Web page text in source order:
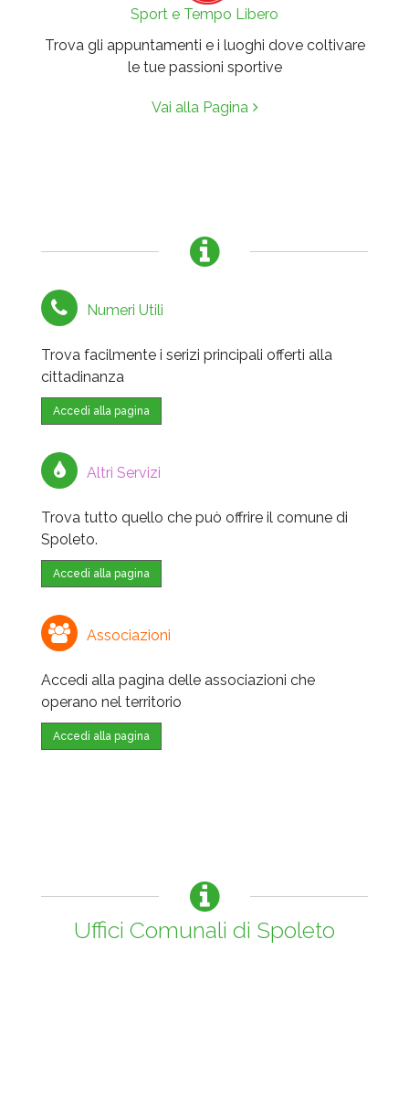
Sport e Tempo Libero
Trova gli appuntamenti e i luoghi dove coltivare
le tue passioni sportive
Vai alla Pagina
Numeri Utili
Trova facilmente i serizi principali offerti alla
cittadinanza
Accedi alla pagina
Altri Servizi
Trova tutto quello che può offrire il comune di
Spoleto.
Accedi alla pagina
Associazioni
Accedi alla pagina delle associazioni che
operano nel territorio
Accedi alla pagina
Uffici Comunali di Spoleto